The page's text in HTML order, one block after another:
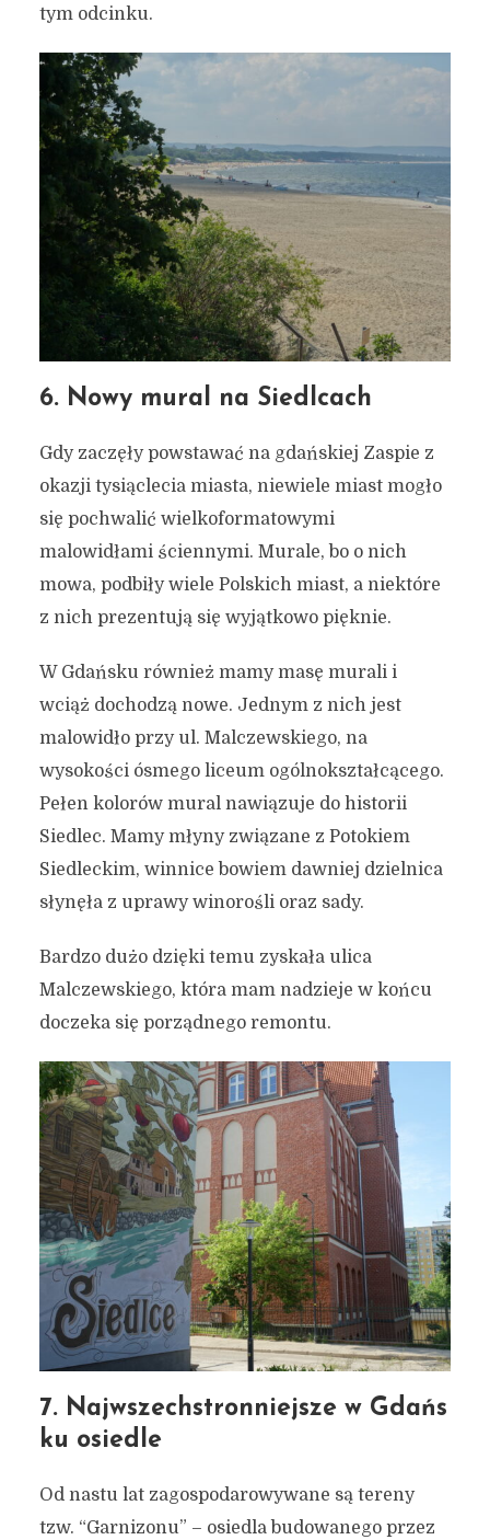
7 zaskakujących miejsc w
Gdańsku do zobaczenia w
lipcu 2023 (bądź każdym
innym miesiącu)
9 lipca 2023
5 min czytania
Autor:Kamil Sulewski
tym odcinku.
6. Nowy mural na Siedlcach
Gdy zaczęły powstawać na gdańskiej Zaspie z
okazji tysiąclecia miasta, niewiele miast mogło
się pochwalić wielkoformatowymi
malowidłami ściennymi. Murale, bo o nich
mowa, podbiły wiele Polskich miast, a niektóre
z nich prezentują się wyjątkowo pięknie.
W Gdańsku również mamy masę murali i
wciąż dochodzą nowe. Jednym z nich jest
malowidło przy ul. Malczewskiego, na
wysokości ósmego liceum ogólnokształcącego.
Pełen kolorów mural nawiązuje do historii
Siedlec. Mamy młyny związane z Potokiem
Siedleckim, winnice bowiem dawniej dzielnica
słynęła z uprawy winorośli oraz sady.
Bardzo dużo dzięki temu zyskała ulica
Malczewskiego, która mam nadzieje w końcu
doczeka się porządnego remontu.
7. Najwszechstronniejsze w Gdańs
ku osiedle
Od nastu lat zagospodarowywane są tereny
tzw. “Garnizonu” – osiedla budowanego przez